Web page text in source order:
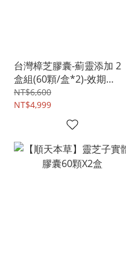
台灣樟芝膠囊-薊靈添加 2
盒組(60顆/盒*2)-效期
202704
NT$6,600
NT$4,999